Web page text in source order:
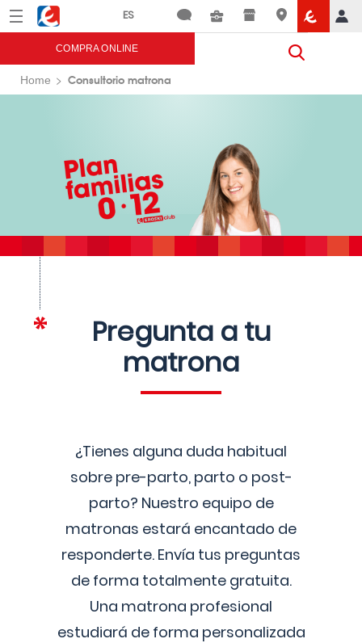
Menú Eroski
COMPRA ONLINE
Home Consultorio matrona
Pregunta a tu
matrona
¿Tienes alguna duda habitual
sobre pre-parto, parto o post-
parto? Nuestro equipo de
matronas estará encantado de
responderte. Envía tus preguntas
de forma totalmente gratuita.
Una matrona profesional
estudiará de forma personalizada